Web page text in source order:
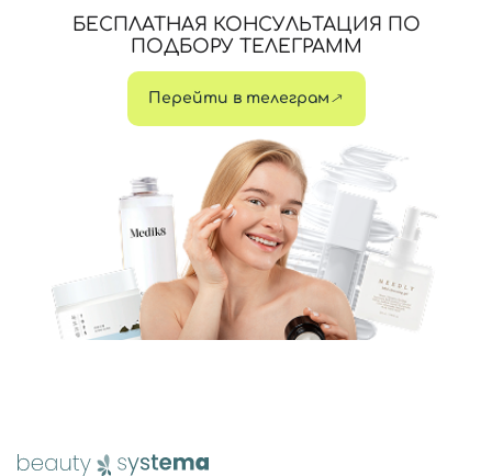
БЕСПЛАТНАЯ КОНСУЛЬТАЦИЯ ПО
ПОДБОРУ ТЕЛЕГРАММ
Перейти в телеграм